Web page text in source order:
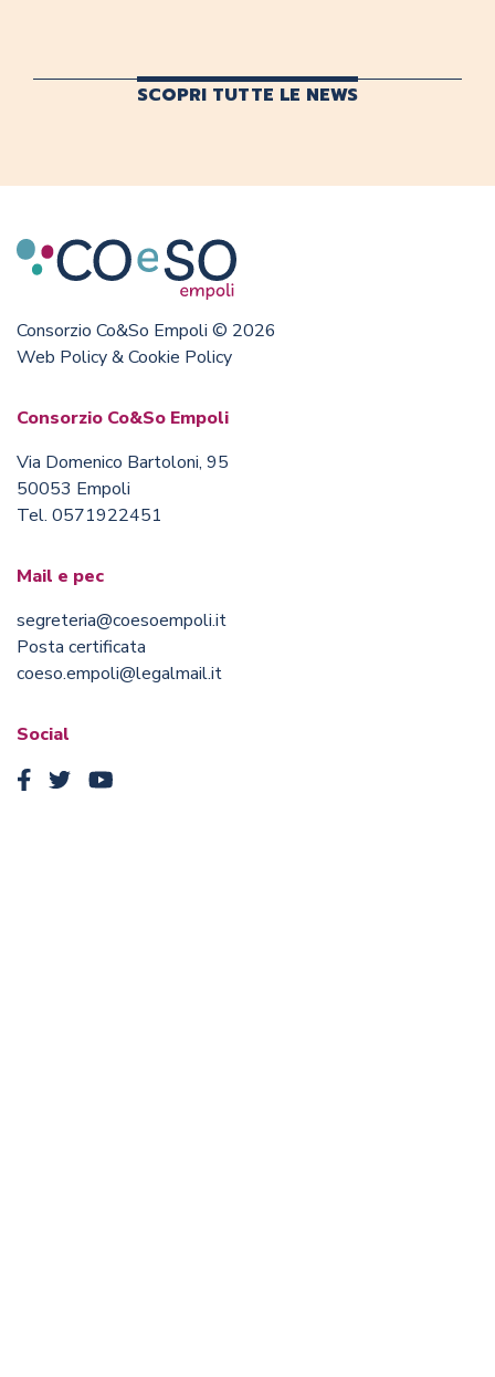
SCOPRI TUTTE LE NEWS
Consorzio Co&So Empoli © 2026
Web Policy & Cookie Policy
Consorzio Co&So Empoli
Via Domenico Bartoloni, 95
50053 Empoli
Tel. 0571922451
Mail e pec
segreteria@coesoempoli.it
Posta certificata
coeso.empoli@legalmail.it
Social